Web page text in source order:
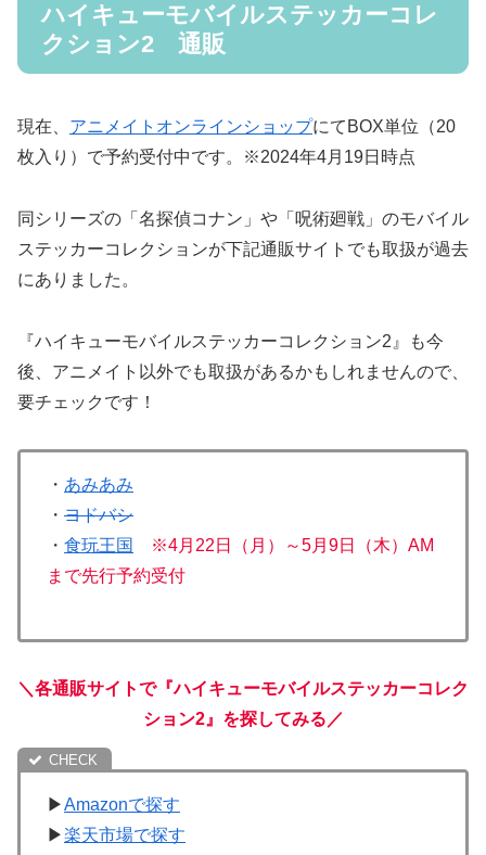
ハイキューモバイルステッカーコレ
クション2 通販
現在、 アニメイトオンラインショップにてBOX単位（20
枚入り）で予約受付中です。※2024年4月19日時点
同シリーズの「名探偵コナン」や「呪術廻戦」のモバイル
ステッカーコレクションが下記通販サイトでも取扱が過去
にありました。
『ハイキューモバイルステッカーコレクション2』も今
後、アニメイト以外でも取扱があるかもしれませんので、
要チェックです！
・ あみあみ
・ ヨドバシ
・ 食玩王国
※4月22日（月）～5月9日（木）AM
まで先行予約受付
＼各通販サイトで『ハイキューモバイルステッカーコレク
ション2』を探してみる／
▶Amazonで探す
▶楽天市場で探す